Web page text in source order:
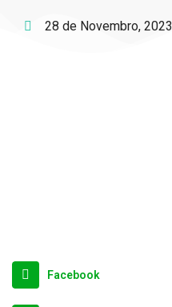
28 de Novembro, 2023
Facebook